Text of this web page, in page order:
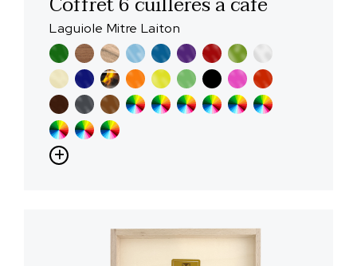
Laguiole Mitre Laiton